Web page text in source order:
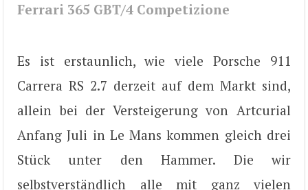
Ferrari 365 GBT/4 Competizione
Es ist erstaunlich, wie viele Porsche 911
Carrera RS 2.7 derzeit auf dem Markt sind,
allein bei der Versteigerung von Artcurial
Anfang Juli in Le Mans kommen gleich drei
Stück unter den Hammer. Die wir
selbstverständlich alle mit ganz vielen